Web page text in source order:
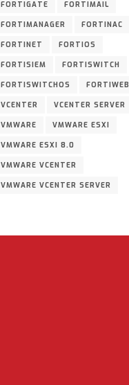
FORTIGATE FORTIMAIL
FORTIMANAGER FORTINAC
FORTINET FORTIOS
FORTISIEM FORTISWITCH
FORTISWITCHOS FORTIWEB
VCENTER VCENTER SERVER
VMWARE VMWARE ESXI
VMWARE ESXI 8.0
VMWARE VCENTER
VMWARE VCENTER SERVER